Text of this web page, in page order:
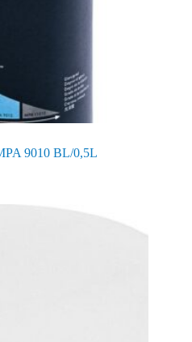
9010 BL/0,5L